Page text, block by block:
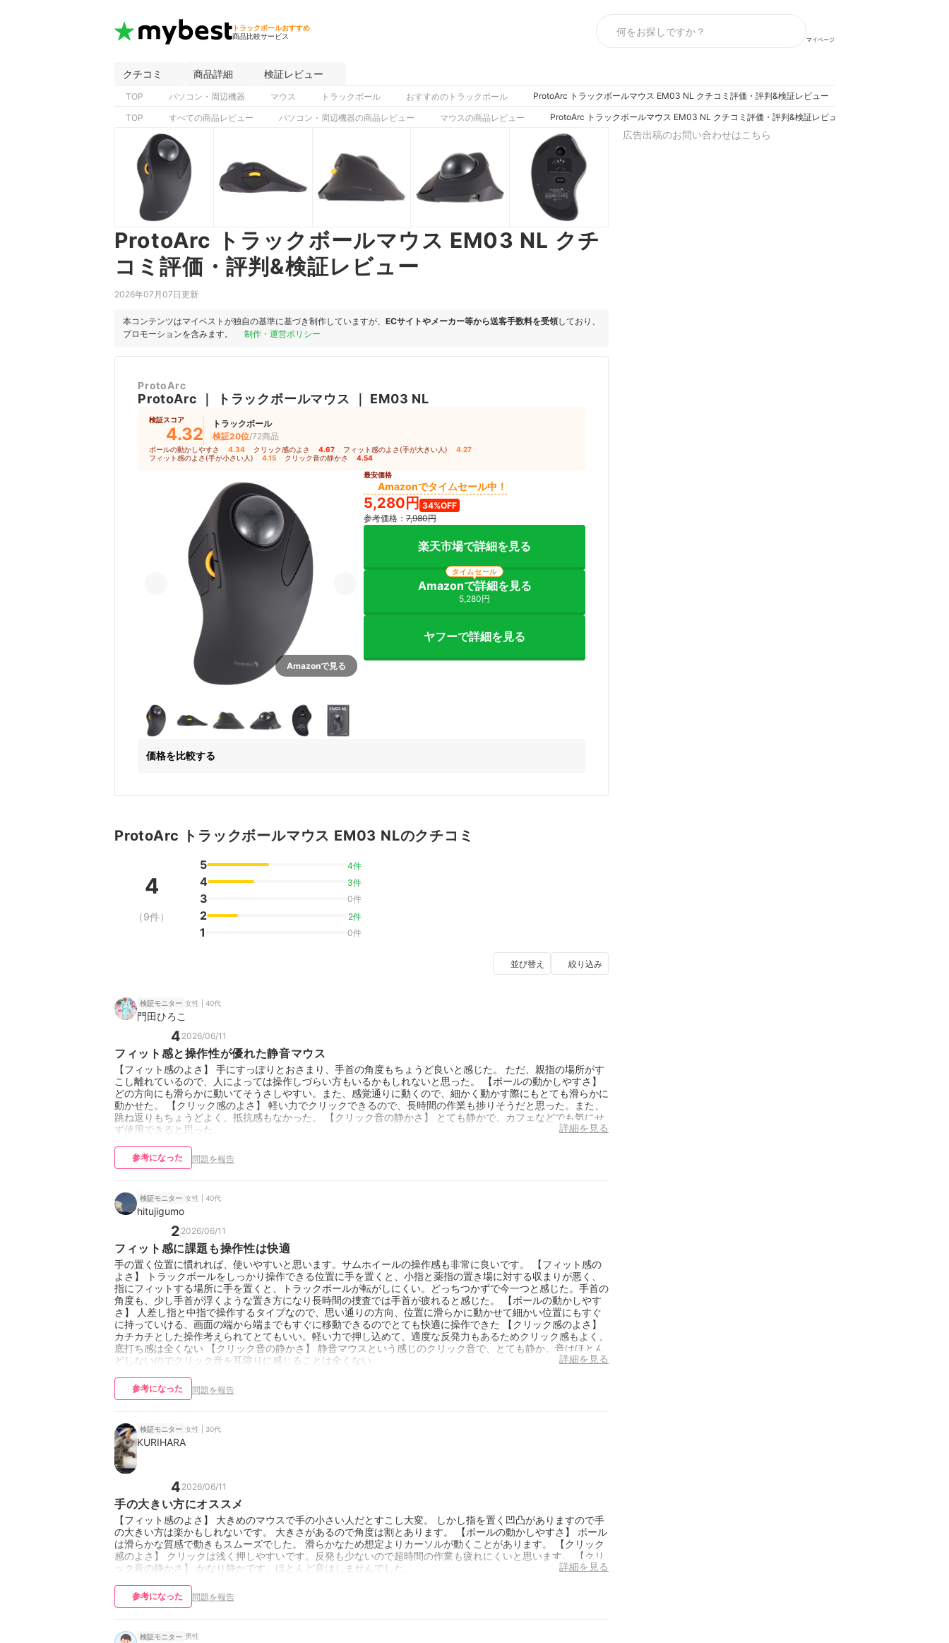
トラックボールおすすめ
商品比較サービス
マイページ
クチコミ 商品詳細 検証レビュー
TOP パソコン・周辺機器 マウス トラックボール おすすめのトラックボール ProtoArc トラックボールマウス EM03 NL クチコミ評価・評判&検証レビュー
TOP すべての商品レビュー パソコン・周辺機器の商品レビュー マウスの商品レビュー ProtoArc トラックボールマウス EM03 NL クチコミ評価・評判&検証レビュー
ProtoArc トラックボールマウス EM03 NL クチ
コミ評価・評判&検証レビュー
2026年07月07日更新
本コンテンツはマイベストが独自の基準に基づき制作していますが、 ECサイトやメーカー等から送客手数料を受領しており、
プロモーションを含みます。
制作・運営ポリシー
ProtoArc
ProtoArc トラックボールマウス EM03 NL
検証スコア
4.32
トラックボール
検証20位/72商品
ボールの動かしやすさ 4.34 クリック感のよさ 4.67 フィット感のよさ(手が大きい人) 4.27
フィット感のよさ(手が小さい人) 4.15 クリック音の静かさ 4.54
Amazonで見る
最安価格
Amazonでタイムセール中！
5,280円 34%OFF
参考価格： 7,980円
楽天市場で詳細を見る
Amazonで詳細を見る
5,280円
タイムセール
ヤフーで詳細を見る
価格を比較する
ProtoArc トラックボールマウス EM03 NLのクチコミ
4
（9件）
5 4件
4 3件
3 0件
2 2件
1 0件
並び替え 絞り込み
検証モニター 女性 | 40代
門田ひろこ
4 2026/06/11
フィット感と操作性が優れた静音マウス
【フィット感のよさ】 手にすっぽりとおさまり、手首の角度もちょうど良いと感じた。 ただ、親指の場所がす
こし離れているので、人によっては操作しづらい方もいるかもしれないと思った。 【ボールの動かしやすさ】
どの方向にも滑らかに動いてそうさしやすい。また、感覚通りに動くので、細かく動かす際にもとても滑らかに
動かせた。 【クリック感のよさ】 軽い力でクリックできるので、長時間の作業も捗りそうだと思った。また、
跳ね返りもちょうどよく、抵抗感もなかった。 【クリック音の静かさ】 とても静かで、カフェなどでも気にせ
ず使用できると思った。
詳細を見る
参考になった 問題を報告
検証モニター 女性 | 40代
hitujigumo
2 2026/06/11
フィット感に課題も操作性は快適
手の置く位置に慣れれば、使いやすいと思います。サムホイールの操作感も非常に良いです。 【フィット感の
よさ】 トラックボールをしっかり操作できる位置に手を置くと、小指と薬指の置き場に対する収まりが悪く、
指にフィットする場所に手を置くと、トラックボールが転がしにくい。どっちつかずで今一つと感じた。手首の
角度も、少し手首が浮くような置き方になり長時間の捜査では手首が疲れると感じた。 【ボールの動かしやす
さ】 人差し指と中指で操作するタイプなので、思い通りの方向、位置に滑らかに動かせて細かい位置にもすぐ
に持っていける、画面の端から端までもすぐに移動できるのでとても快適に操作できた 【クリック感のよさ】
カチカチとした操作考えられてとてもいい。軽い力で押し込めて、適度な反発力もあるためクリック感もよく、
底打ち感は全くない 【クリック音の静かさ】 静音マウスという感じのクリック音で、とても静か。音はほとん
どしないのでクリック音を耳障りに感じることは全くない
詳細を見る
参考になった 問題を報告
検証モニター 女性 | 30代
KURIHARA
4 2026/06/11
手の大きい方にオススメ
【フィット感のよさ】 大きめのマウスで手の小さい人だとすこし大変。 しかし指を置く凹凸がありますので手
の大きい方は楽かもしれないです。 大きさがあるので角度は割とあります。 【ボールの動かしやすさ】 ボール
は滑らかな質感で動きもスムーズでした。 滑らかなため想定よりカーソルが動くことがあります。 【クリック
感のよさ】 クリックは浅く押しやすいです。反発も少ないので超時間の作業も疲れにくいと思います。 【クリ
ック音の静かさ】 かなり静かです。ほとんど音はしませんでした。
詳細を見る
参考になった 問題を報告
検証モニター 男性
広告出稿のお問い合わせはこちら